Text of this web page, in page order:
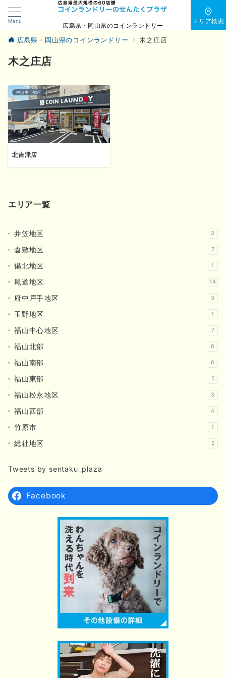
Menu
広島県・岡山県のコインランドリー
エリア検索
広島県・岡山県のコインランドリー 木之庄店
木之庄店
福山中心地区
北吉津店
エリア一覧
井笠地区 3
倉敷地区 7
備北地区 1
尾道地区 14
府中戸手地区 3
玉野地区 1
福山中心地区 7
福山北部 6
福山南部 6
福山東部 5
福山松永地区 3
福山西部 4
竹原市 1
総社地区 2
Tweets by sentaku_plaza
Facebook